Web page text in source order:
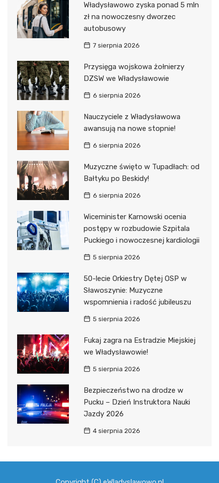
Władysławowo zyska ponad 5 mln
zł na nowoczesny dworzec
autobusowy
7 sierpnia 2026
Przysięga wojskowa żołnierzy
DZSW we Władysławowie
6 sierpnia 2026
Nauczyciele z Władysławowa
awansują na nowe stopnie!
6 sierpnia 2026
Muzyczne święto w Tupadłach: od
Bałtyku po Beskidy!
6 sierpnia 2026
Wiceminister Karnowski ocenia
postępy w rozbudowie Szpitala
Puckiego i nowoczesnej kardiologii
5 sierpnia 2026
50-lecie Orkiestry Dętej OSP w
Sławoszynie: Muzyczne
wspomnienia i radość jubileuszu
5 sierpnia 2026
Fukaj zagra na Estradzie Miejskiej
we Władysławowie!
5 sierpnia 2026
Bezpieczeństwo na drodze w
Pucku – Dzień Instruktora Nauki
Jazdy 2026
4 sierpnia 2026